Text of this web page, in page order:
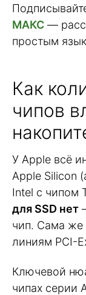
МАКС —
простым
Как
чипов
У Apple всё
Apple Silicon
Intel с чипом
для SSD нет
чип. Сама же
линиям PCI-
Ключевой
чипах серии